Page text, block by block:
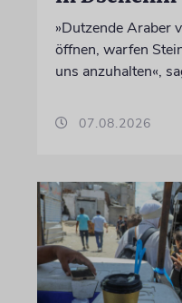
»Dutzende Araber
öffnen, warfen
uns anzuhalten«,
07.08.2026